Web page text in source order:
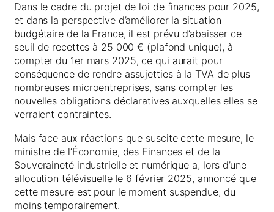
Dans le cadre du projet de loi de finances pour 2025,
et dans la perspective d’améliorer la situation
budgétaire de la France, il est prévu d’abaisser ce
seuil de recettes à 25 000 € (plafond unique), à
compter du 1er mars 2025, ce qui aurait pour
conséquence de rendre assujetties à la TVA de plus
nombreuses microentreprises, sans compter les
nouvelles obligations déclaratives auxquelles elles se
verraient contraintes.
Mais face aux réactions que suscite cette mesure, le
ministre de l’Économie, des Finances et de la
Souveraineté industrielle et numérique a, lors d’une
allocution télévisuelle le 6 février 2025, annoncé que
cette mesure est pour le moment suspendue, du
moins temporairement.